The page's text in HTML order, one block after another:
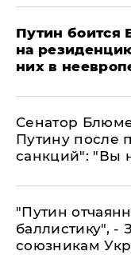
Путин боится
на
них в
Сенатор
Путину после
санкций": "Вы
"Путин
баллистику", -
союзникам